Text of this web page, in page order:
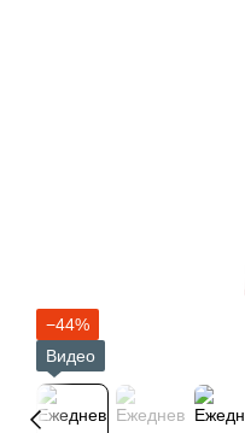
−44%
Видео